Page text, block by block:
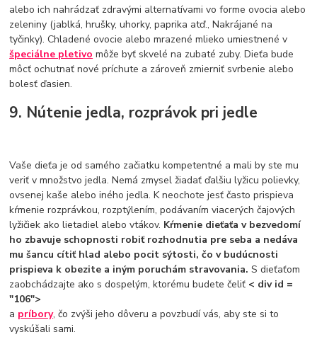
alebo ich nahrádzať zdravými alternatívami vo forme ovocia alebo
zeleniny (jablká, hrušky, uhorky, paprika atď., Nakrájané na
tyčinky). Chladené ovocie alebo mrazené mlieko umiestnené v
špeciálne pletivo môže byť skvelé na zubaté zuby. Dieťa bude
môcť ochutnať nové príchute a zároveň zmierniť svrbenie alebo
bolesť ďasien.
9. Nútenie jedla, rozprávok pri jedle
Vaše dieťa je od samého začiatku kompetentné a mali by ste mu
veriť v množstvo jedla. Nemá zmysel žiadať ďalšiu lyžicu polievky,
ovsenej kaše alebo iného jedla. K neochote jesť často prispieva
kŕmenie rozprávkou, rozptýlením, podávaním viacerých čajových
lyžičiek ako lietadiel alebo vtákov. Kŕmenie dieťaťa v bezvedomí
ho zbavuje schopnosti robiť rozhodnutia pre seba a nedáva
mu šancu cítiť hlad alebo pocit sýtosti, čo v budúcnosti
prispieva k obezite a iným poruchám stravovania.S dieťaťom
zaobchádzajte ako s dospelým, ktorému budete čeliť < div id =
"106">
a príbory, čo zvýši jeho dôveru a povzbudí vás, aby ste si to
vyskúšali sami.